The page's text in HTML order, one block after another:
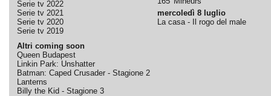
Serie tv 2022
Serie tv 2021
Serie tv 2020
Serie tv 2019
Altri coming soon
Queen Budapest
Linkin Park: Unshatter
Batman: Caped Crusader - Stagione 2
Lanterns
Billy the Kid - Stagione 3
mercoledì 8 luglio
La casa - Il rogo del male